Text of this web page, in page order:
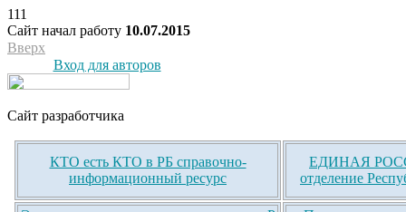
111
Сайт начал работу 10.07.2015
Вверх
Вход для авторов
Сайт разработчика
КТО есть КТО в РБ справочно-
информационный ресурс
ЕДИНАЯ
отделение